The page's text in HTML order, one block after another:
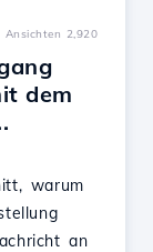
Ansichten 2,920
dem
warum
an